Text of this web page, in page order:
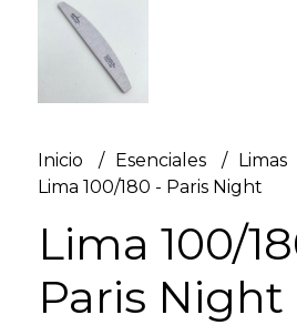
Inicio Esenciales
Limas
Lima 100/180 - Paris Night
Lima 100/
Paris Night